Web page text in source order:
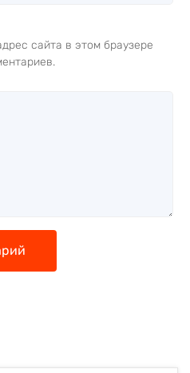
сайта в этом браузере